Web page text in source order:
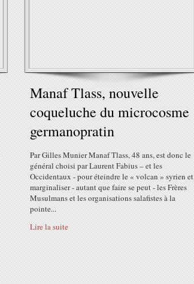
Manaf Tlass, nouvelle
coqueluche du microcosme
germanopratin
Par Gilles Munier Manaf Tlass, 48 ans, est donc le
général choisi par Laurent Fabius – et les
Occidentaux - pour éteindre le « volcan » syrien et
marginaliser - autant que faire se peut - les Frères
Musulmans et les organisations salafistes à la
pointe...
Lire la suite